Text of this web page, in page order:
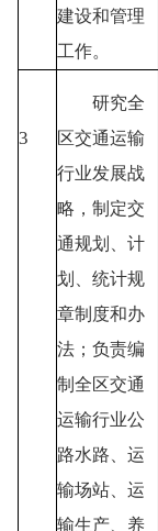
建设和管理
工作。
3
研究全
区交通运输
行业发展战
略，制定交
通规划、计
划、统计规
章制度和办
法；负责编
制全区交通
运输行业公
路水路、运
输场站、运
输生产、养